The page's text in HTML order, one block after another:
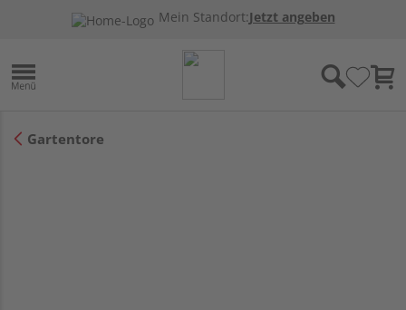
Mein Standort:Jetzt angeben
Gartentore